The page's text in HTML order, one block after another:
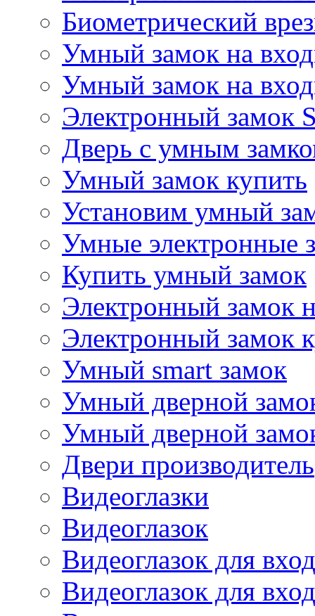
Биометрический
Умный замок на
Умный замок на
Электронный замок
Дверь с умным
Умный замок купить
Установим умный
Умные электронные
Купить умный замок
Электронный замок
Электронный замок
Умный smart замок
Умный дверной
Умный дверной
Двери производитель
Видеоглазки
Видеоглазок
Видеоглазок для
Видеоглазок для